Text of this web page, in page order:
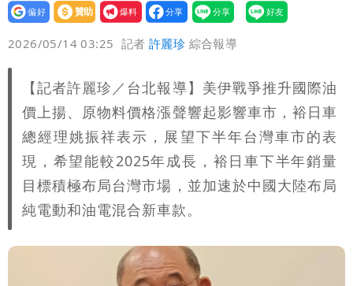
設為
贊助
我要
爆料
2026/05/14 03:25 記者許麗珍 綜合報導
【記者許麗珍／台北報導】美伊戰爭推升國際油
價上揚、原物料價格漲聲響起影響車市，裕日車
總經理姚振祥表示，展望下半年台灣車市的表
現，希望能較2025年成長，裕日車下半年銷量
目標積極布局台灣市場，並加速於中國大陸布局
純電動和油電混合新車款。